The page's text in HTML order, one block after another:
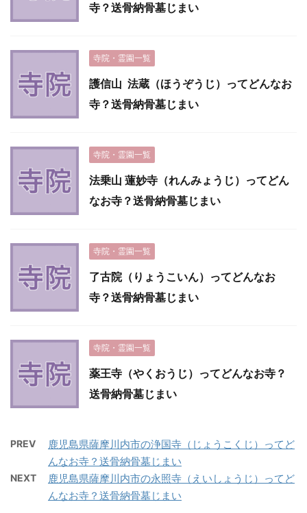
寺？送骨納骨墓じまい
寺院・霊園一覧
護信山 法蔵（ほうぞうじ）ってどんなお
寺？送骨納骨墓じまい
寺院・霊園一覧
法乗山 蓮妙寺（れんみょうじ）ってどん
なお寺？送骨納骨墓じまい
寺院・霊園一覧
了古院（りょうこいん）ってどんなお
寺？送骨納骨墓じまい
寺院・霊園一覧
薬王寺（やくおうじ）ってどんなお寺？
送骨納骨墓じまい
PREV
鹿児島県薩摩川内市の浄国寺（じょうこくじ）ってど
んなお寺？送骨納骨墓じまい
NEXT
鹿児島県薩摩川内市の永照寺（えいしょうじ）ってど
んなお寺？送骨納骨墓じまい